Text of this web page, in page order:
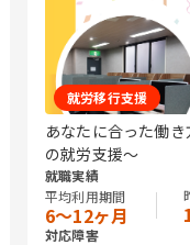
就労移行支援
あなたに合った働
の就労支援〜
就職実績
平均利用期間
6〜12ヶ月
対応障害